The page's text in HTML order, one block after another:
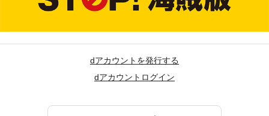
dアカウントを発行する
dアカウントログイン